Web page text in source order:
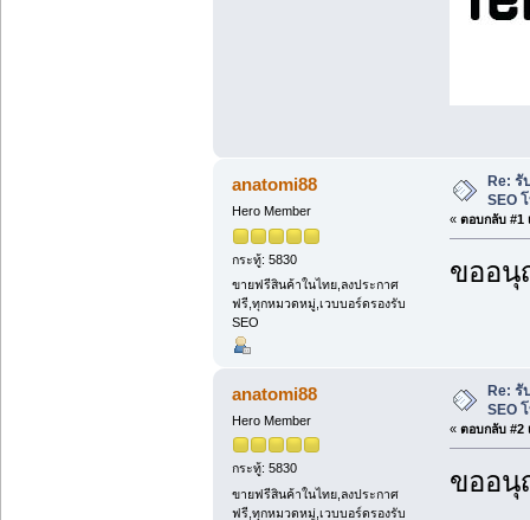
anatomi88
Hero Member
กระทู้: 5830
ขายฟรีสินค้าในไทย,ลงประกาศ
ฟรี,ทุกหมวดหมู่,เวบบอร์ดรองรับ
SEO
Re:
SEO
« ตอบกลับ #1
ขออนุ
anatomi88
Hero Member
กระทู้: 5830
ขายฟรีสินค้าในไทย,ลงประกาศ
ฟรี,ทุกหมวดหมู่,เวบบอร์ดรองรับ
Re:
SEO
« ตอบกลับ #2
ขออนุ